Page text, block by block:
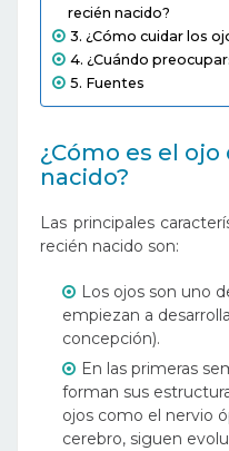
recién nacido?
¿Cómo cuidar los
¿Cuándo
Fuentes
¿Cómo es el
nacido?
Las principales
recién nacido son:
Los ojos son uno
empiezan a
concepción).
En las primeras
forman sus
ojos como el nervio
cerebro, siguen